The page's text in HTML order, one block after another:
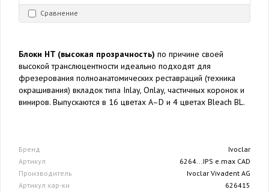
Сравнение
Блоки HT (высокая прозрачность) по причине своей
высокой транслюцентности идеально подходят для
фрезерования полноанатомических реставраций (техника
окрашивания) вкладок типа Inlay, Onlay, частичных коронок и
виниров. Выпускаются в 16 цветах A–D и 4 цветах Bleach BL.
Бренд
Ivoclar
Артикул
6264...IPS e.max CAD
Производитель
Ivoclar Vivadent AG
Артикул хар-ки
626415